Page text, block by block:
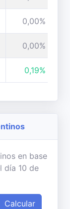
0,00%
0,00%
0,19%
en base
día 10 de
Calcular